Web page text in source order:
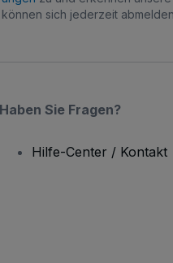
sich jederzeit
Haben Sie Fragen?
Hilfe-Center / Kontakt